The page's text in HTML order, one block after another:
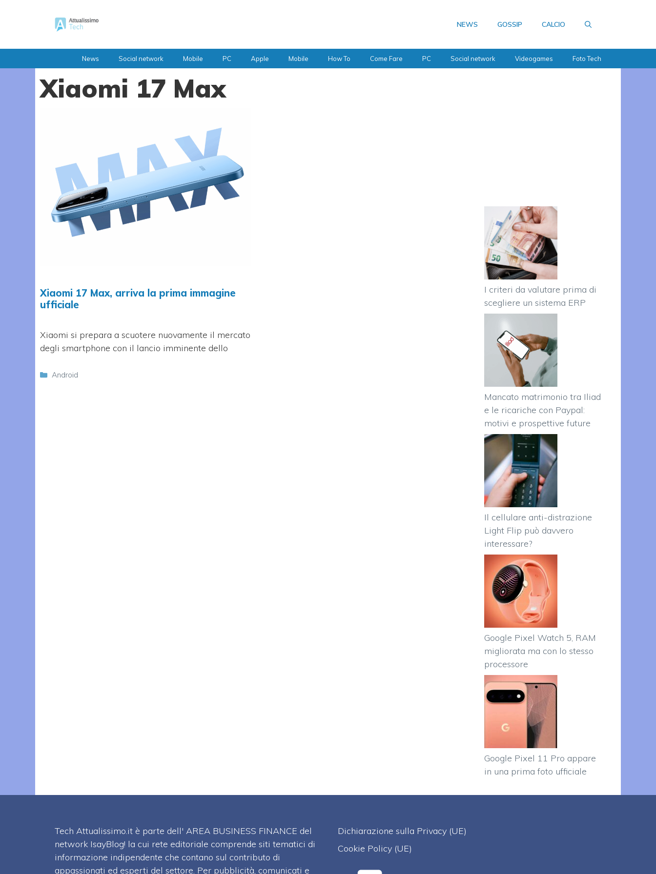
NEWS GOSSIP CALCIO
News Social network Mobile PC Apple Mobile How To Come Fare PC Social network Videogames Foto Tech
Xiaomi 17 Max
Xiaomi 17 Max, arriva la prima immagine
ufficiale
Xiaomi si prepara a scuotere nuovamente il mercato
degli smartphone con il lancio imminente dello
Categorie
Android
I criteri da valutare prima di
scegliere un sistema ERP
Mancato matrimonio tra Iliad
e le ricariche con Paypal:
motivi e prospettive future
Il cellulare anti-distrazione
Light Flip può davvero
interessare?
Google Pixel Watch 5, RAM
migliorata ma con lo stesso
processore
Google Pixel 11 Pro appare
in una prima foto ufficiale
Tech Attualissimo.it è parte dell' AREA BUSINESS FINANCE del
network IsayBlog! la cui rete editoriale comprende siti tematici di
informazione indipendente che contano sul contributo di
appassionati ed esperti del settore. Per pubblicità, comunicati e
Dichiarazione sulla Privacy (UE)
Cookie Policy (UE)